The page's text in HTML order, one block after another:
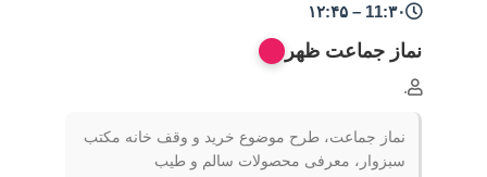
11:۳۰ – ۱۲:۴۵
نماز جماعت ظهر
.
نماز جماعت، طرح موضوع خرید و وقف خانه مکتب
سبزوار، معرفی محصولات سالم و طیب